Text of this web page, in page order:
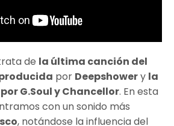
de la última canción del
por Deepshowery la
G.Soul y Chancellor. En esta
con un sonido más
, notándose la influencia del